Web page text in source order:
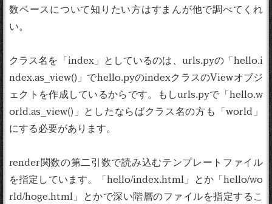
数ベースについて知りたい方はすまんが他で調べてくれ
い。
クラス名を「index」としているのは、urls.pyの「hello.i
ndex.as_view()」でhello.pyのindexクラスのViewオブジ
ェクトを作成しているからです。もしurls.pyで「hello.w
orld.as_view()」としたならばクラス名の方も「world」
にする必要があります。
render関数の第二引数で読み込むテンプレートファイル
を指定しています。「hello/index.html」とか「hello/wo
rld/hoge.html」とかで深い階層のファイルを指定するこ